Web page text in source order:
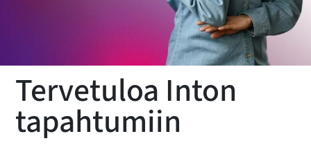
Tervetuloa Inton
tapahtumiin